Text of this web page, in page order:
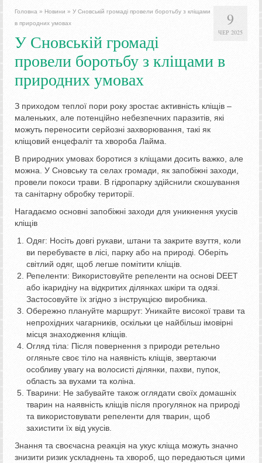
9
ЧЕР 2025
Головна » Новини » У Сновській громаді провели боротьбу з кліщами
в природних умовах
У Сновській громаді
провели боротьбу з кліщами в
природних умовах
З приходом теплої пори року зростає активність кліщів –
маленьких, але потенційно небезпечних паразитів, які
можуть переносити серйозні захворювання, такі як
кліщовий енцефаліт та хвороба Лайма.
В природних умовах боротися з кліщами досить важко, але
можна. У Сновську та селах громади, як запобіжні заходи,
провели покоси трави. В гідропарку здійснили скошування
та санітарну обробку території.
Нагадаємо основні запобіжні заходи для уникнення укусів
кліщів
Одяг: Носіть довгі рукави, штани та закрите взуття, коли
ви перебуваєте в лісі, парку або на природі. Оберіть
світлий одяг, щоб легше помітити кліщів.
Репеленти: Використовуйте репеленти на основі DEET
або ікаридіну на відкритих ділянках шкіри та одязі.
Застосовуйте їх згідно з інструкцією виробника.
Обережно плануйте маршрут: Уникайте високої трави та
непрохідних чагарників, оскільки це найбільш імовірні
місця знаходження кліщів.
Огляд тіла: Після повернення з природи ретельно
огляньте своє тіло на наявність кліщів, звертаючи
особливу увагу на волосисті ділянки, пахви, пупок,
область за вухами та коліна.
Тварини: Не забувайте також оглядати своїх домашніх
тварин на наявність кліщів після прогулянок на природі
та використовувати репеленти для тварин, щоб
захистити їх від укусів.
Знання та своєчасна реакція на укус кліща можуть значно
знизити ризик ускладнень та хвороб, що передаються цими